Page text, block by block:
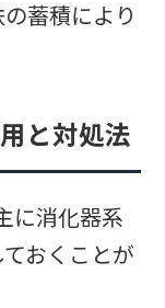
蓄積により
と対処法
に消化器系
おくことが